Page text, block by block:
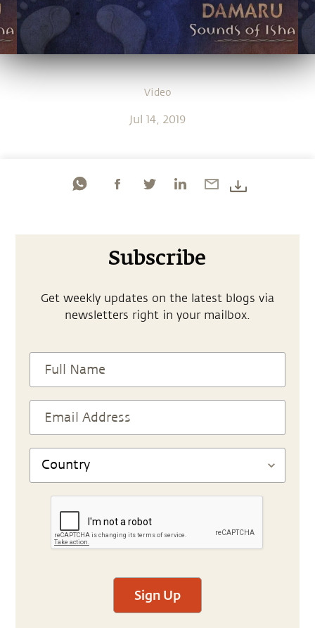
Video
Jul 14, 2019
Subscribe
Get weekly updates on the latest blogs via
newsletters right in your mailbox.
Sign Up